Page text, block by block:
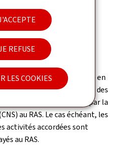
REFUSE
LES COOKIES
des
intervient, le forfait de prise en
en nature dans le domaine des
est directement payé par la
au RAS. Le cas échéant, les
activités accordées sont
au RAS.